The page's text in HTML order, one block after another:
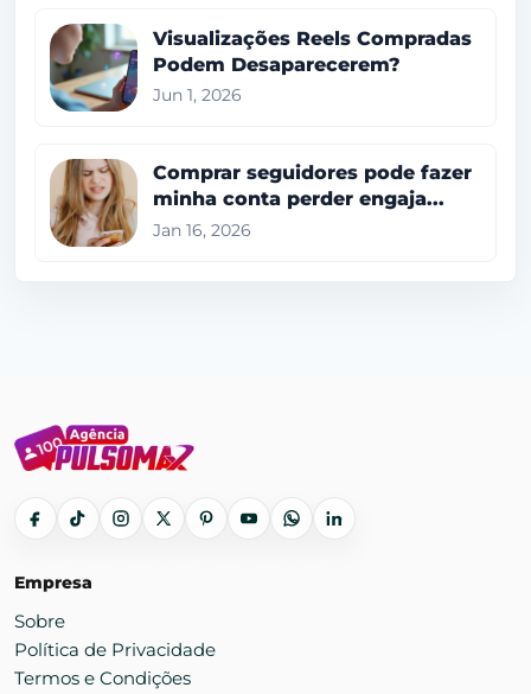
Visualizações Reels Compradas
Podem Desaparecerem?
Jun 1, 2026
Comprar seguidores pode fazer
minha conta perder engaja...
Jan 16, 2026
Empresa
Sobre
Política de Privacidade
Termos e Condições